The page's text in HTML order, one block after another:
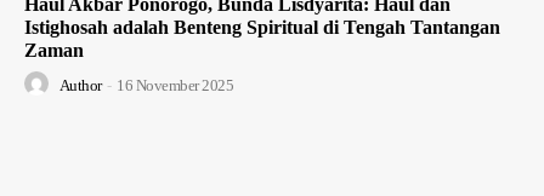
Haul Akbar Ponorogo, Bunda Lisdyarita: Haul dan
Istighosah adalah Benteng Spiritual di Tengah Tantangan
Zaman
Author - 16 November 2025